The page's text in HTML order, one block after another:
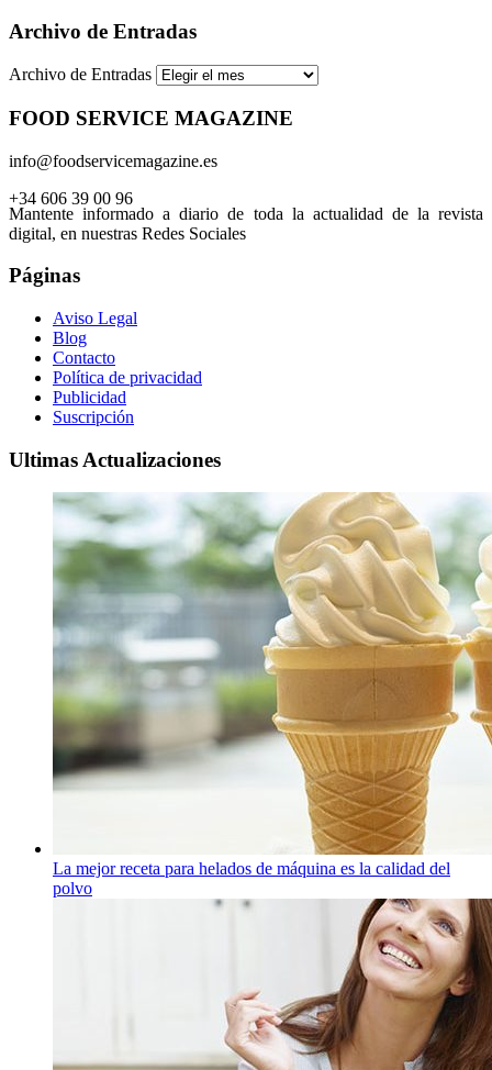
Archivo de Entradas
Archivo de Entradas
FOOD SERVICE MAGAZINE
info@foodservicemagazine.es
+34 606 39 00 96
Mantente informado a diario de toda la actualidad de la revista
digital, en nuestras Redes Sociales
Páginas
Aviso Legal
Blog
Contacto
Política de privacidad
Publicidad
Suscripción
Ultimas Actualizaciones
La mejor receta para helados de máquina es la calidad del
polvo